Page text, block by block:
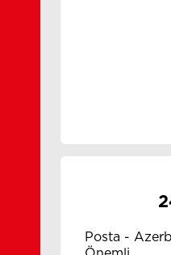
Posta -